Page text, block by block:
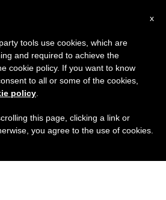
x
tools use cookies, which are
and required to achieve the
cookie policy. If you want to know
to all or some of the cookies,
policy
this page, clicking a link or
you agree to the use of cookies.